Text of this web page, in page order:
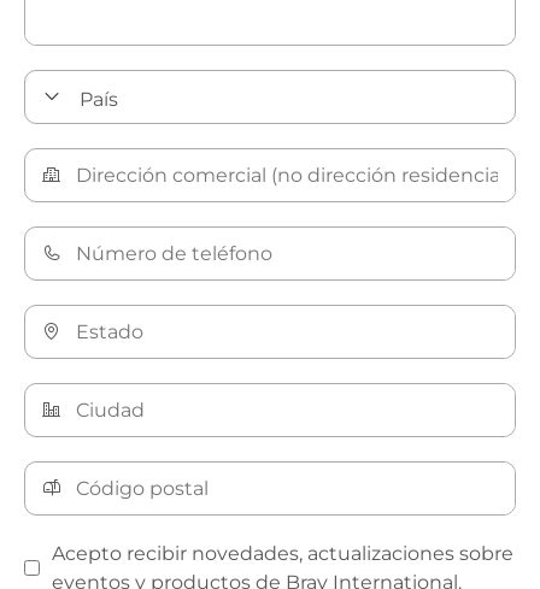
Acepto recibir novedades, actualizaciones sobre
eventos y productos de Bray International.